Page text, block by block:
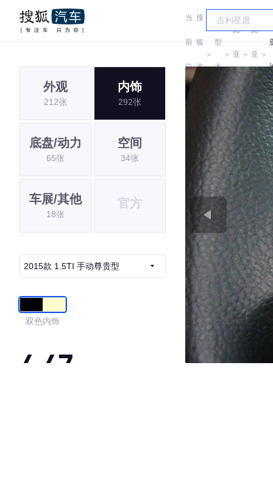
当
前
位
搜
狐
汽
＞
车
型
大
全
＞
比
亚
迪
＞
比
亚
迪
＞
外观
212张
内饰
292张
底盘/动力
65张
空间
34张
车展/其他
18张
官方
2015款 1.5TI 手动尊贵型
双色内饰
4.47